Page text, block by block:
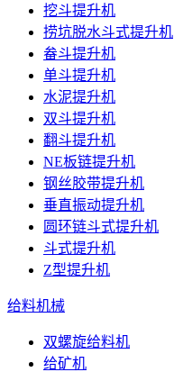
挖斗提升机
捞坑脱水斗式提升机
畚斗提升机
单斗提升机
水泥提升机
双斗提升机
翻斗提升机
NE板链提升机
钢丝胶带提升机
垂直振动提升机
圆环链斗式提升机
斗式提升机
Z型提升机
给料机械
双螺旋给料机
给矿机